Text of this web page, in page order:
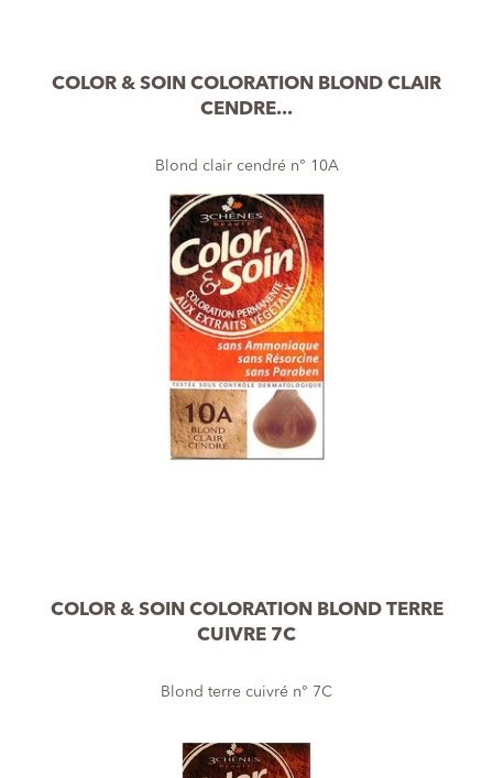
COLOR & SOIN COLORATION BLOND CLAIR
CENDRE...
Blond clair cendré n° 10A
COLOR & SOIN COLORATION BLOND TERRE
CUIVRE 7C
Blond terre cuivré n° 7C